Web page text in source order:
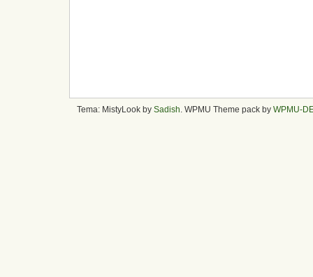
Tema: MistyLook by Sadish . WPMU Theme pack by WPMU-